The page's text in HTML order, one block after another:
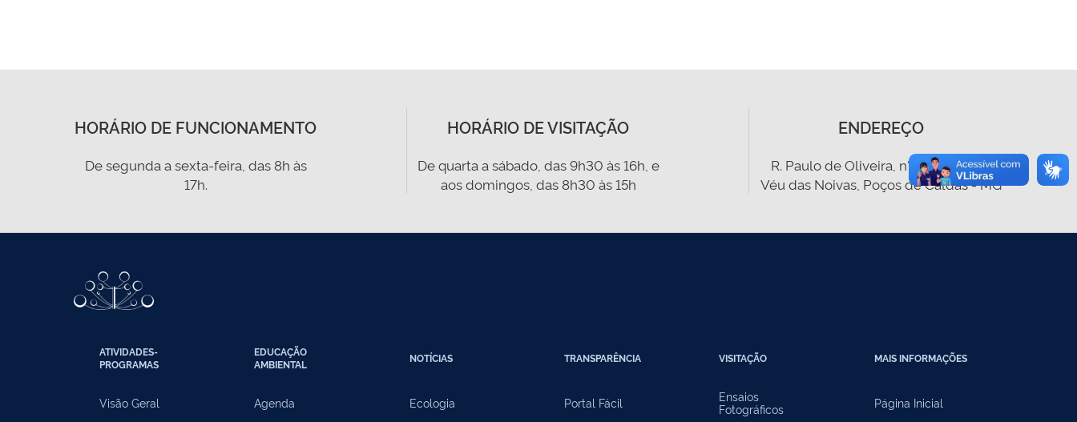
HORÁRIO DE FUNCIONAMENTO
De segunda a sexta-feira, das 8h às
17h.
HORÁRIO DE VISITAÇÃO
De quarta a sábado, das 9h30 às 16h, e
aos domingos, das 8h30 às 15h
ENDEREÇO
R. Paulo de Oliveira, n° 320, Parque
Véu das Noivas, Poços de Caldas - MG
ATIVIDADES-
PROGRAMAS
Visão Geral
EDUCAÇÃO
AMBIENTAL
Agenda
NOTÍCIAS
Ecologia
TRANSPARÊNCIA
Portal Fácil
VISITAÇÃO
Ensaios
Fotográficos
MAIS INFORMAÇÕES
Página Inicial